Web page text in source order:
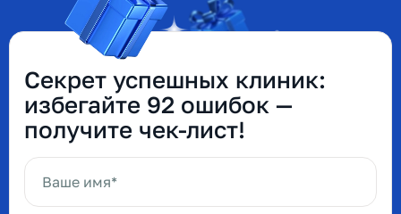
Секрет успешных клиник:
избегайте 92 ошибок —
получите чек-лист!